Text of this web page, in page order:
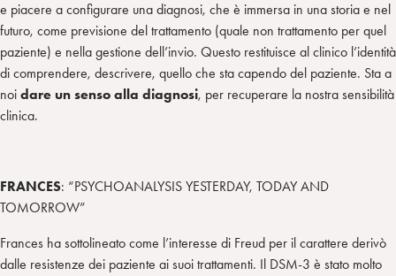
e piacere a configurare una diagnosi, che è immersa in una storia e nel
futuro, come previsione del trattamento (quale non trattamento per quel
paziente) e nella gestione dell’invio. Questo restituisce al clinico l’identità
di comprendere, descrivere, quello che sta capendo del paziente. Sta a
noi dare un senso alla diagnosi, per recuperare la nostra sensibilità
clinica.
FRANCES: “PSYCHOANALYSIS YESTERDAY, TODAY AND
TOMORROW”
Frances ha sottolineato come l’interesse di Freud per il carattere derivò
dalle resistenze dei paziente ai suoi trattamenti. Il DSM-3 è stato molto